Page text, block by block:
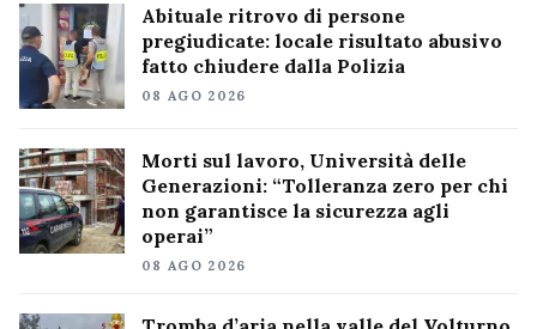
Abituale ritrovo di persone
pregiudicate: locale risultato abusivo
fatto chiudere dalla Polizia
08 AGO 2026
Morti sul lavoro, Università delle
Generazioni: “Tolleranza zero per chi
non garantisce la sicurezza agli
operai”
08 AGO 2026